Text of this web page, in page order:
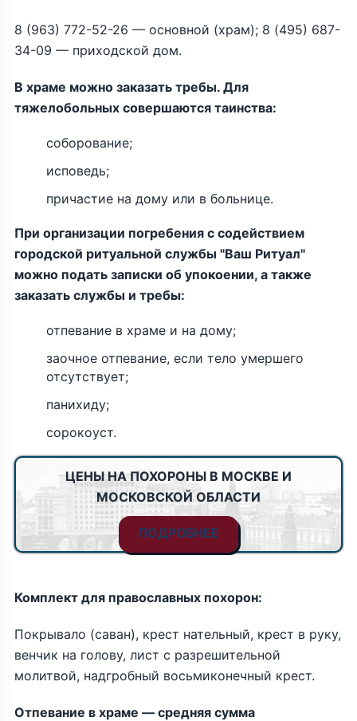
8 (963) 772-52-26 — основной (храм); 8 (495) 687-
34-09 — приходской дом.
В храме можно заказать требы. Для
тяжелобольных совершаются таинства:
соборование;
исповедь;
причастие на дому или в больнице.
При организации погребения с содействием
городской ритуальной службы "Ваш Ритуал"
можно подать записки об упокоении, а также
заказать службы и требы:
отпевание в храме и на дому;
заочное отпевание, если тело умершего
отсутствует;
панихиду;
сорокоуст.
ЦЕНЫ НА ПОХОРОНЫ В МОСКВЕ И
МОСКОВСКОЙ ОБЛАСТИ
ПОДРОБНЕЕ
Комплект для православных похорон:
Покрывало (саван), крест нательный, крест в руку,
венчик на голову, лист с разрешительной
молитвой, надгробный восьмиконечный крест.
Отпевание в храме — средняя сумма